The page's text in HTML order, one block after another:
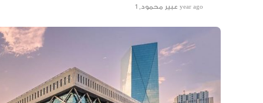
عبير محمود, 1 year ago